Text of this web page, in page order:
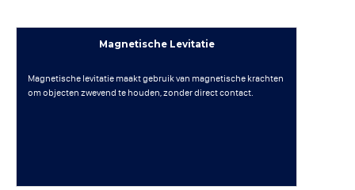
Magnetische Levitatie
Magnetische levitatie maakt gebruik van magnetische krachten
om objecten zwevend te houden, zonder direct contact.